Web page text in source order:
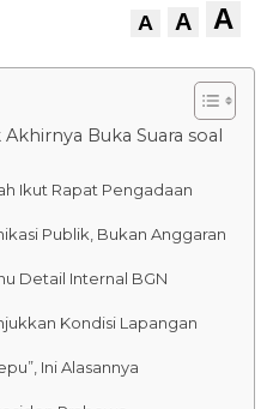
A A A
Buka Suara soal
Ikut Rapat Pengadaan
Publik, Bukan Anggaran
Detail Internal BGN
Kondisi Lapangan
Ini Alasannya